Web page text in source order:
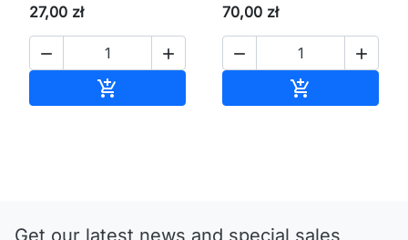
27,00 zł
 

70,00 zł
 
